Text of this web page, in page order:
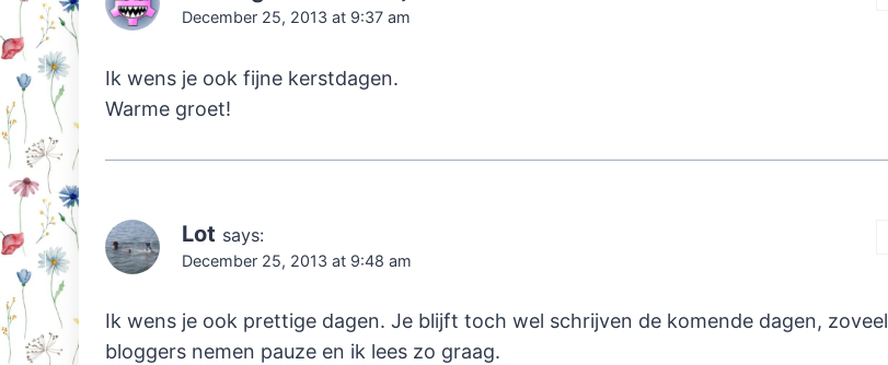
December 25, 2013 at 9:37 am
Ik wens je ook fijne kerstdagen.
Warme groet!
Lot says:
December 25, 2013 at 9:48 am
Ik wens je ook prettige dagen. Je blijft toch wel schrijven de komende dagen, zoveel
bloggers nemen pauze en ik lees zo graag.